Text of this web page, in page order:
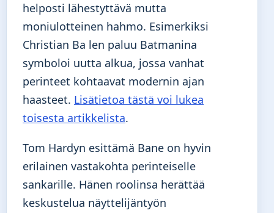
helposti lähestyttävä mutta
moniulotteinen hahmo. Esimerkiksi
Christian Ba len paluu Batmanina
symboloi uutta alkua, jossa vanhat
perinteet kohtaavat modernin ajan
haasteet. Lisätietoa tästä voi lukea
toisesta artikkelista.
Tom Hardyn esittämä Bane on hyvin
erilainen vastakohta perinteiselle
sankarille. Hänen roolinsa herättää
keskustelua näyttelijäntyön